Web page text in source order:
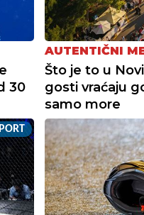
30
AUTENTIČNI
Što je to u
gosti vraćaju
samo more